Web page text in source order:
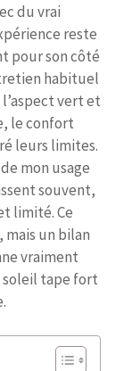
du vrai
reste
pour son côté
habituel
vert et
le confort
leurs limites.
mon usage
souvent,
limité. Ce
mais un bilan
vraiment
soleil tape fort